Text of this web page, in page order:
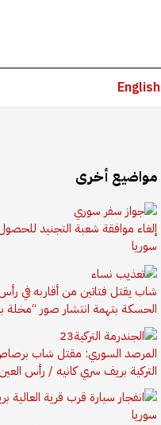
English
مواضيع أخرى
إلغاء موافقة شعبة التجنيد
سوريا
شاب يقتل فتاتين من أقاربه في
الحسكة بتهمة انتشار صور “مخلة
المرصد السوري: مقتل شاب
التركية بريف سري كانيه / رأس العين